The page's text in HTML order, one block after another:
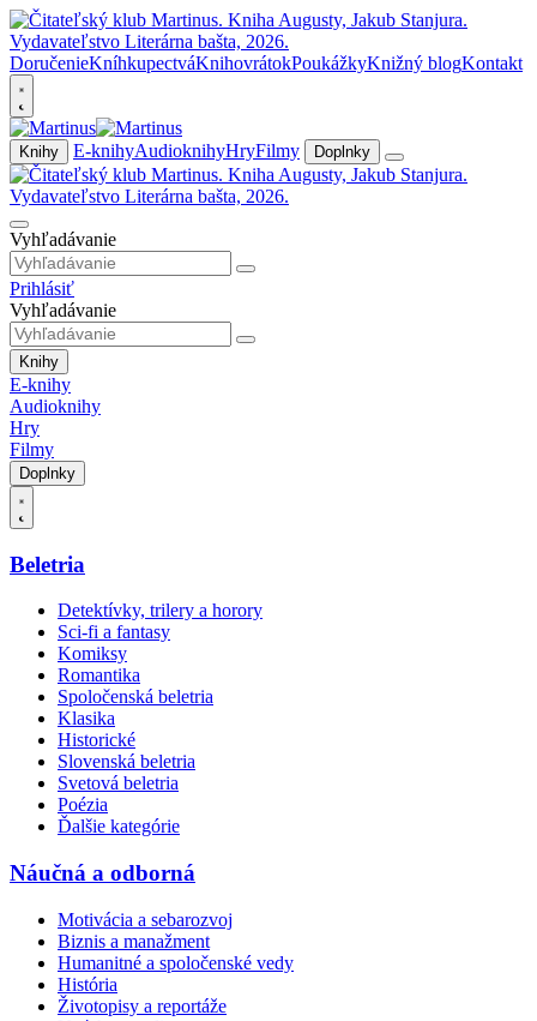
DoručenieKníhkupectváKnihovrátokPoukážkyKnižný blogKontakt
Knihy E-knihyAudioknihyHryFilmy Doplnky
Vyhľadávanie
Prihlásiť
Vyhľadávanie
Knihy
E-knihy
Audioknihy
Hry
Filmy
Doplnky
Beletria
Detektívky, trilery a horory
Sci-fi a fantasy
Komiksy
Romantika
Spoločenská beletria
Klasika
Historické
Slovenská beletria
Svetová beletria
Poézia
Ďalšie kategórie
Náučná a odborná
Motivácia a sebarozvoj
Biznis a manažment
Humanitné a spoločenské vedy
História
Životopisy a reportáže